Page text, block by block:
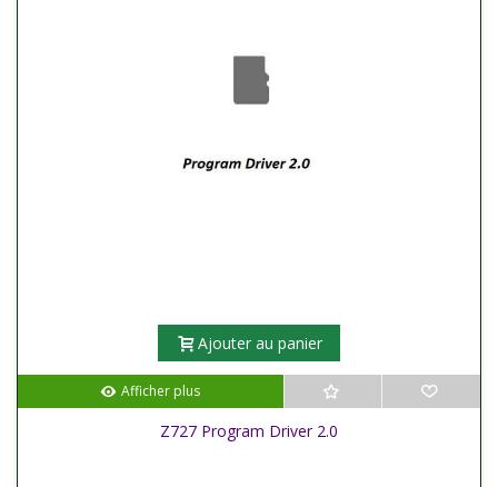
Ajouter au panier
Afficher plus
Z727 Program Driver 2.0